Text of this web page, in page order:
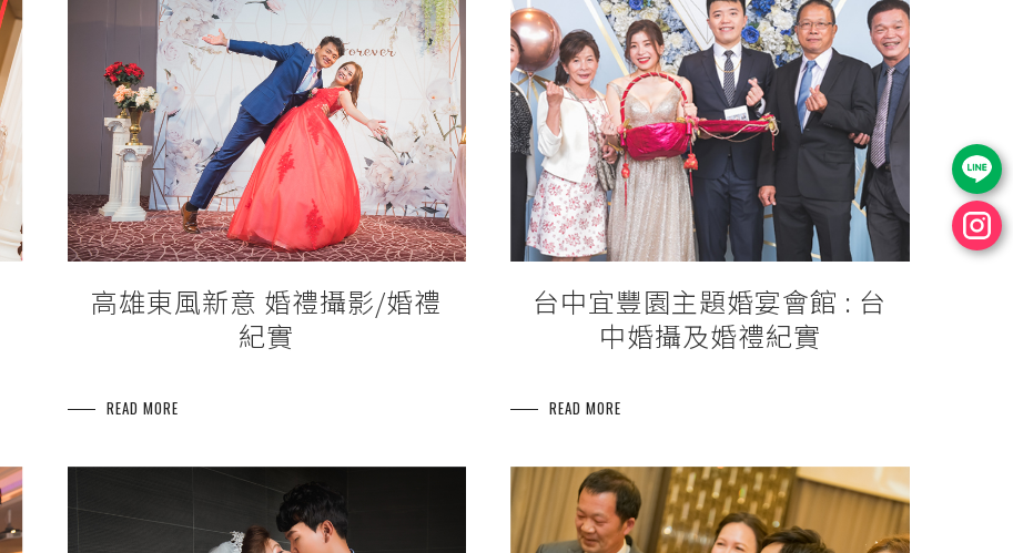
高雄東風新意 婚禮攝影/婚禮
紀實
READ MORE
台中宜豐園主題婚宴會館 : 台
中婚攝及婚禮紀實
READ MORE